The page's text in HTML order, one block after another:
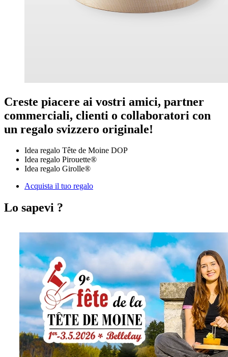
Creste piacere ai vostri amici, partner
commerciali, clienti o collaboratori con
un regalo svizzero originale!
Idea regalo Tête de Moine DOP
Idea regalo Pirouette®
Idea regalo Girolle®
Acquista il tuo regalo
Lo sapevi ?